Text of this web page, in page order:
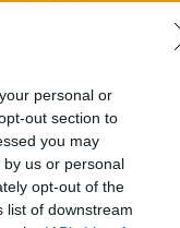
personal or
out section to
you may
us or personal
opt-out of the
list of downstream